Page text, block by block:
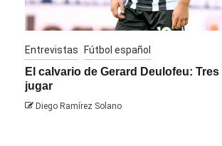
Entrevistas Fútbol español
El calvario de Gerard Deulofeu:
jugar
Diego Ramírez Solano